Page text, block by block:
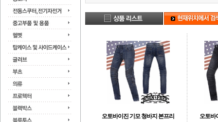
오토바이진 기모 청바지 본프리
오토바